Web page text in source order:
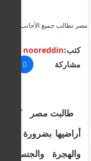
مصر تطالب جميع الأجانب على
كتب:nooreddin
مشاركة
طالبت مصر كافة
أراضيها بضرورة
والهجرة والجنسية